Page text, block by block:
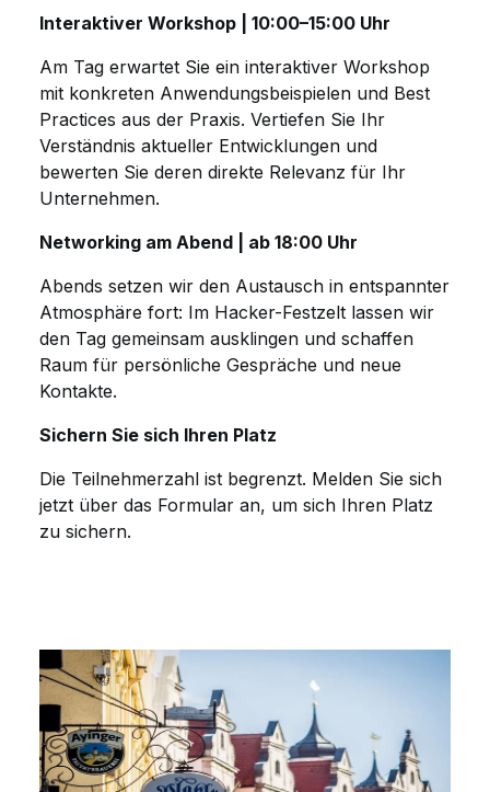
Interaktiver Workshop | 10:00–15:00 Uhr
Am Tag erwartet Sie ein interaktiver Workshop
mit konkreten Anwendungsbeispielen und Best
Practices aus der Praxis. Vertiefen Sie Ihr
Verständnis aktueller Entwicklungen und
bewerten Sie deren direkte Relevanz für Ihr
Unternehmen.
Networking am Abend | ab 18:00 Uhr
Abends setzen wir den Austausch in entspannter
Atmosphäre fort: Im Hacker-Festzelt lassen wir
den Tag gemeinsam ausklingen und schaffen
Raum für persönliche Gespräche und neue
Kontakte.
Sichern Sie sich Ihren Platz
Die Teilnehmerzahl ist begrenzt. Melden Sie sich
jetzt über das Formular an, um sich Ihren Platz
zu sichern.